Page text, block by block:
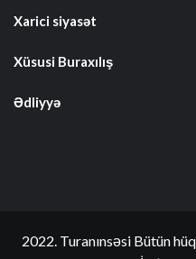
Xarici siyasət
Xüsusi Buraxılış
Ədliyyə
2022. Turanınsəsi Bütün